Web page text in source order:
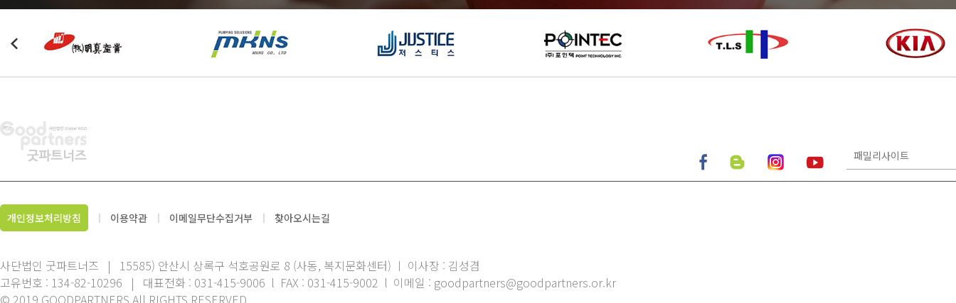
개인정보처리방침 이용약관 이메일무단수집거부 찾아오시는길
사단법인 굿파트너즈 | 15585) 안산시 상록구 석호공원로 8 (사동, 복지문화센터) ㅣ 이사장 : 김성겸
고유번호 : 134-82-10296 | 대표전화 : 031-415-9006 l FAX : 031-415-9002 l 이메일 : goodpartners@goodpartners.or.kr
© 2019 GOODPARTNERS All RIGHTS RESERVED.
패밀리사이트